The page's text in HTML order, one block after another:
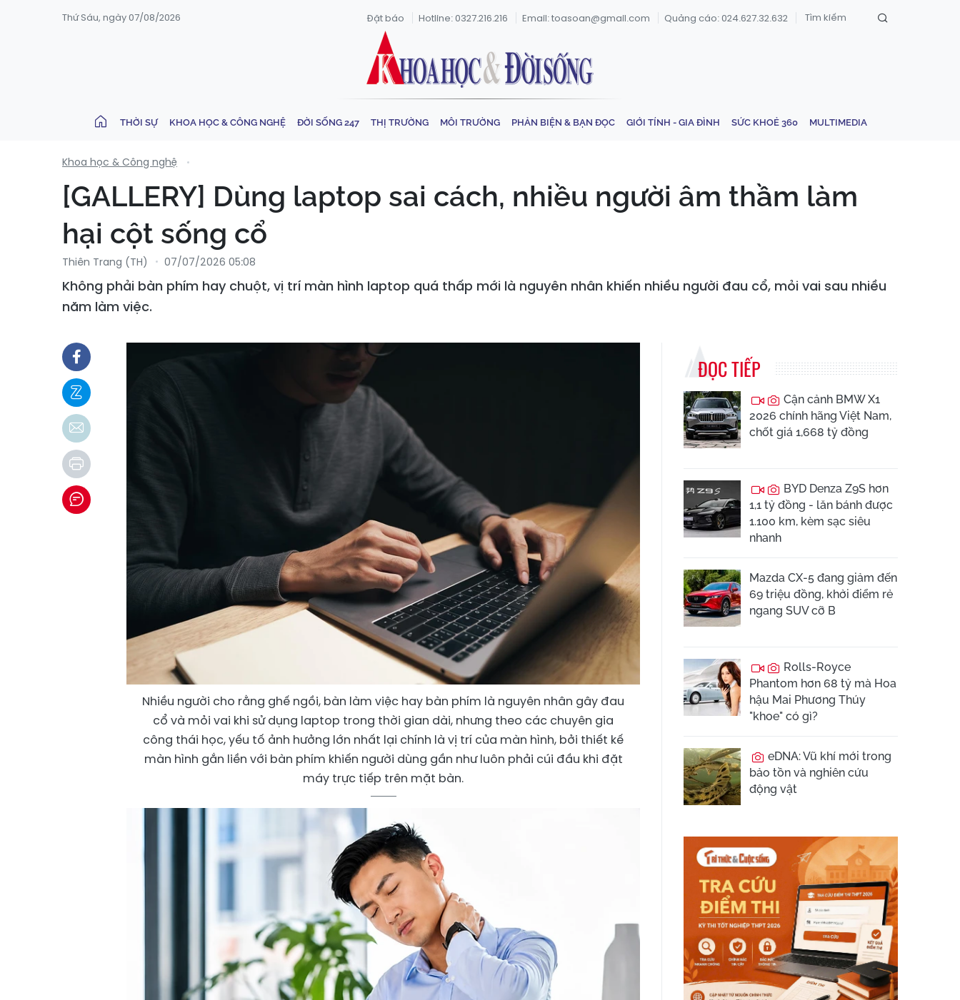
Thứ Sáu, ngày 07/08/2026 Đặt báo Hotline: 0327.216.216 Email: toasoan@gmail.com Quảng cáo: 024.627.32.632
THỜI SỰ KHOA HỌC & CÔNG NGHỆ ĐỜI SỐNG 247 THỊ TRƯỜNG MÔI TRƯỜNG PHẢN BIỆN & BẠN ĐỌC GIỚI TÍNH - GIA ĐÌNH SỨC KHOẺ 360 MULTIMEDIA
Khoa học & Công nghệ
[GALLERY] Dùng laptop sai cách, nhiều người âm thầm làm
hại cột sống cổ
Thiên Trang (TH) 07/07/2026 05:08
Không phải bàn phím hay chuột, vị trí màn hình laptop quá thấp mới là nguyên nhân khiến nhiều người đau cổ, mỏi vai sau nhiều
năm làm việc.
Nhiều người cho rằng ghế ngồi, bàn làm việc hay bàn phím là nguyên nhân gây đau
cổ và mỏi vai khi sử dụng laptop trong thời gian dài, nhưng theo các chuyên gia
công thái học, yếu tố ảnh hưởng lớn nhất lại chính là vị trí của màn hình, bởi thiết kế
màn hình gắn liền với bàn phím khiến người dùng gần như luôn phải cúi đầu khi đặt
máy trực tiếp trên mặt bàn.
ĐỌC TIẾP
Cận cảnh BMW X1
2026 chính hãng Việt Nam,
chốt giá 1,668 tỷ đồng
BYD Denza Z9S hơn
1,1 tỷ đồng - lăn bánh được
1.100 km, kèm sạc siêu
nhanh
Mazda CX-5 đang giảm đến
69 triệu đồng, khởi điểm rẻ
ngang SUV cỡ B
Rolls-Royce
Phantom hơn 68 tỷ mà Hoa
hậu Mai Phương Thúy
"khoe" có gì?
eDNA: Vũ khí mới trong
bảo tồn và nghiên cứu
động vật